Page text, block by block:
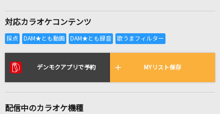
全国りれき
リアルタイムで歌われている曲の一覧
対応カラオケコンテンツ
デンモクアプリで予約 MYリスト保存
配信中のカラオケ機種